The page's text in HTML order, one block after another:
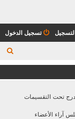
تسجيل الدخول
ح
تحت التقسيمات
آراء الأعضاء